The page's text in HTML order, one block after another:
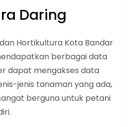
Daring
Hortikultura Kota Bandar
berbagai data
dapat mengakses data
jenis tanaman yang ada,
berguna untuk petani